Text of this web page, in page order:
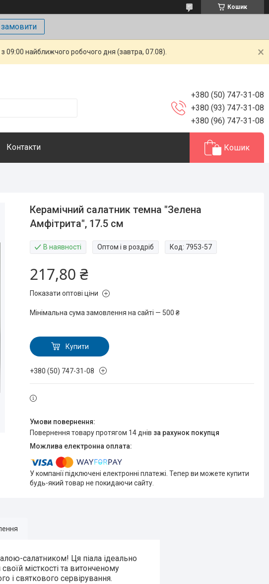
Кошик
09:00 найближчого робочого дня (завтра, 07.08).
+380 (50) 747-31-08
+380 (93) 747-31-08
+380 (96) 747-31-08
Контакти Кошик
Керамічний салатник темна "Зелена
Амфітрита", 17.5 см
В наявності Оптом і в роздріб Код: 7953-57
217,80 ₴
Показати оптові ціни
Мінімальна сума замовлення на сайті — 500 ₴
Купити
+380 (50) 747-31-08
повернення товару протягом 14 днів за рахунок покупця
У компанії підключені електронні платежі. Тепер ви можете купити
будь-який товар не покидаючи сайту.
салатником! Ця піала ідеально
місткості та витонченому
і святкового сервірування.